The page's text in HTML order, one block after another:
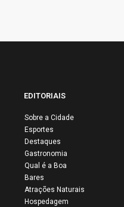
EDITORIAIS
Sobre a Cidade
Esportes
Destaques
Gastronomia
Qual é a Boa
Bares
Atrações Naturais
Hospedagem